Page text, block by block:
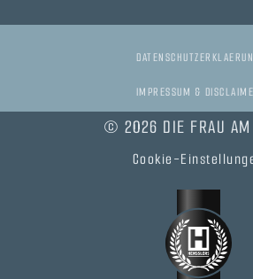
IMPRESSUM &
© 2026 DIE FRAU AM
Cookie-